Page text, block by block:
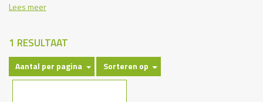
Lees meer
1 RESULTAAT
Aantal per pagina Sorteren op